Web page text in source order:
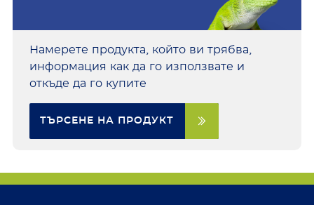
Намерете продукта, който ви трябва,
информация как да го използвате и
откъде да го купите
ТЪРСЕНЕ НА ПРОДУКТ